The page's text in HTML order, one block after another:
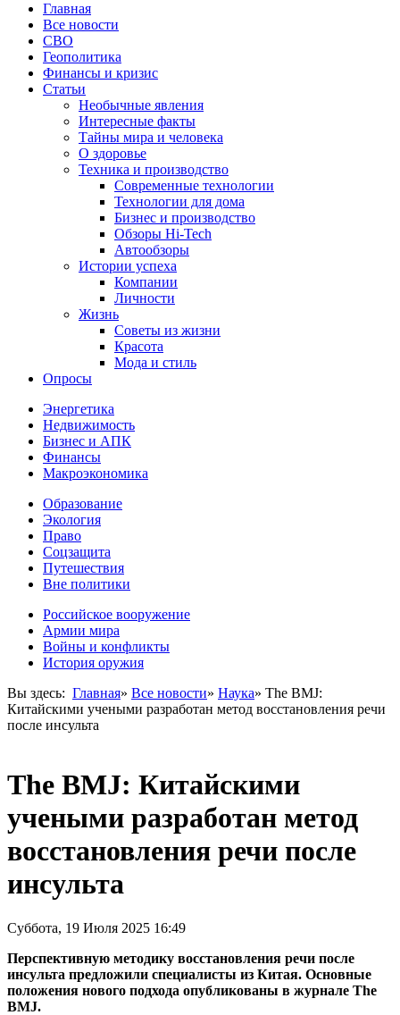
Главная
Все новости
СВО
Геополитика
Финансы и кризис
Статьи
Необычные явления
Интересные факты
Тайны мира и человека
О здоровье
Техника и производство
Современные технологии
Технологии для дома
Бизнес и производство
Обзоры Hi-Tech
Автообзоры
Истории успеха
Компании
Личности
Жизнь
Советы из жизни
Красота
Мода и стиль
Опросы
Энергетика
Недвижимость
Бизнес и АПК
Финансы
Макроэкономика
Образование
Экология
Право
Соцзащита
Путешествия
Вне политики
Российское вооружение
Армии мира
Войны и конфликты
История оружия
Вы здесь: Главная» Все новости» Наука» The BMJ:
Китайскими учеными разработан метод восстановления речи
после инсульта
The BMJ: Китайскими
учеными разработан метод
восстановления речи после
инсульта
Суббота, 19 Июля 2025 16:49
Перспективную методику восстановления речи после
инсульта предложили специалисты из Китая. Основные
положения нового подхода опубликованы в журнале The
BMJ.